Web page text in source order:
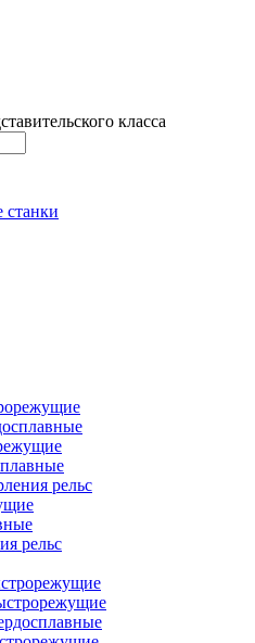
класса
станки
рельс
рельс